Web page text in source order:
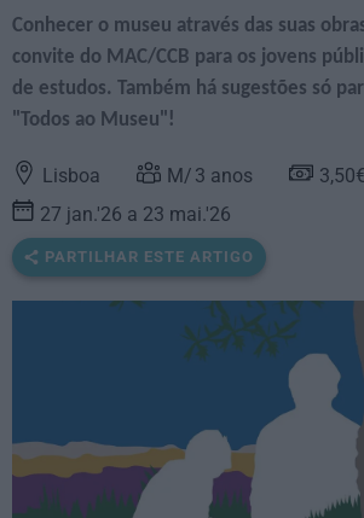
Conhecer o museu através das suas
convite do MAC/CCB para os jovens
de estudos. Também há sugestões só
"Todos ao Museu"!
Lisboa 3 anos
27 jan.'26 a 23 mai.'26
PARTILHAR ESTE ARTIGO